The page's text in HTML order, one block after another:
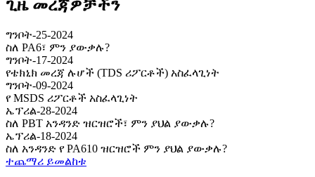
ጊዜ መረጃዎቻችን
ግንቦት-25-2024
ስለ PA6፣ ምን ያውቃሉ?
ግንቦት-17-2024
የቴክኒክ መረጃ ሉሆች (TDS ሪፖርቶች) አስፈላጊነት
ግንቦት-09-2024
የ MSDS ሪፖርቶች አስፈላጊነት
ኤፕሪል-28-2024
ስለ PBT አንዳንድ ዝርዝሮች፣ ምን ያህል ያውቃሉ?
ኤፕሪል-18-2024
ስለ አንዳንድ የ PA610 ዝርዝሮች ምን ያህል ያውቃሉ?
ተጨማሪ ይመልከቱ